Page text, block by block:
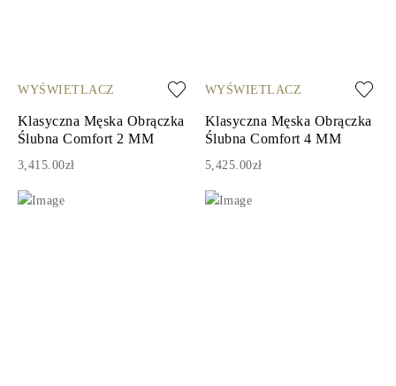
WYŚWIETLACZ
Klasyczna Męska Obrączka
Ślubna Comfort 2 MM
3,415.00zł
WYŚWIETLACZ
Klasyczna Męska Obrączka
Ślubna Comfort 4 MM
5,425.00zł